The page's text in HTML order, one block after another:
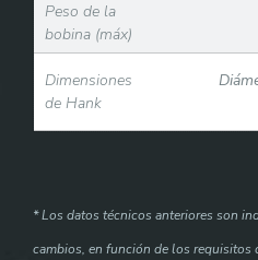
Peso de la
bobina (máx)
Dimensiones
de Hank
* Los datos técnicos anteriores son
cambios, en función de los requisitos